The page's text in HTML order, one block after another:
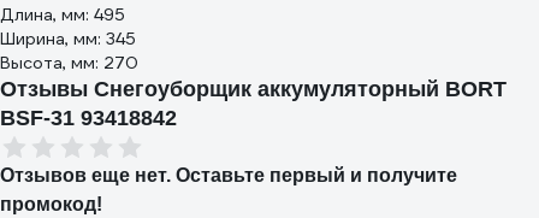
Длина, мм: 495
Ширина, мм: 345
Высота, мм: 270
Отзывы Снегоуборщик аккумуляторный BORT
BSF-31 93418842
Отзывов еще нет. Оставьте первый и получите
промокод!